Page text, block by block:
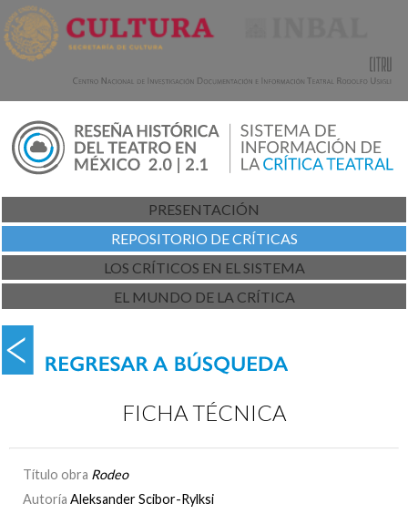
PRESENTACIÓN
REPOSITORIO DE CRÍTICAS
LOS CRÍTICOS EN EL SISTEMA
EL MUNDO DE LA CRÍTICA
FICHA TÉCNICA
Título obra Rodeo
Autoría Aleksander Scibor-Rylksi